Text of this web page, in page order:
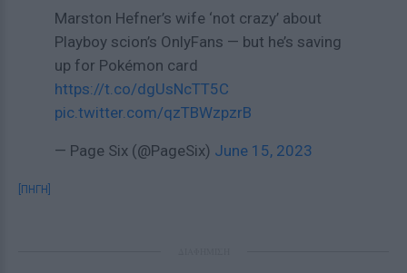
Marston Hefner’s wife ‘not crazy’ about
Playboy scion’s OnlyFans — but he’s saving
up for Pokémon card
https://t.co/dgUsNcTT5C
pic.twitter.com/qzTBWzpzrB
— Page Six (@PageSix) June 15, 2023
[ΠΗΓΗ]